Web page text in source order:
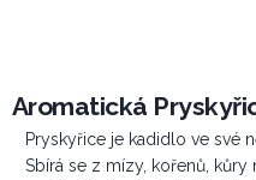
Aromatická
Pryskyřice je kadidlo ve své
Sbírá se z mízy, kořenů,